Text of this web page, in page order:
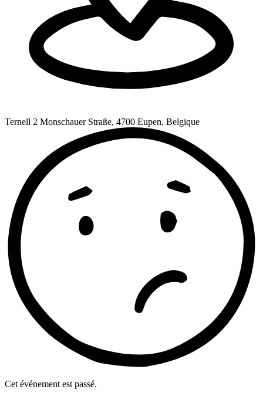
Ternell 2 Monschauer Straße, 4700 Eupen, Belgique
Cet événement est passé.